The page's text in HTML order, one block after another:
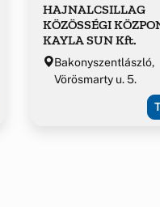
HAJNALCSILLAG
KÖZÖSSÉGI
KAYLA SUN Kft.
Bakonyszentlászló,
Vörösmarty u. 5.